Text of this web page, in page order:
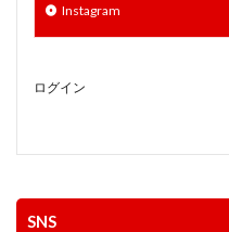
Instagram
ログイン
SNS